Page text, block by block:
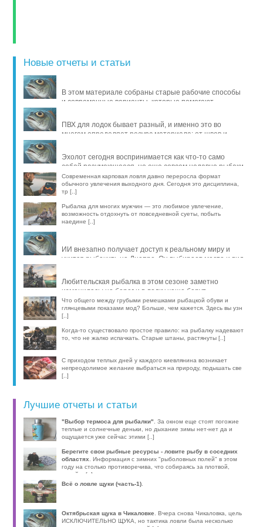
Новые отчеты и статьи
В этом материале собраны старые рабочие способы
и современные варианты, которые помогают
ПВХ для лодок бывает разный, и именно это во
многом определяет ресурс материала: от швов и
Эхолот сегодня воспринимается как что-то само
собой разумеющееся, но еще совсем недавно рыбаки
обходились б [..]
Современная карповая ловля давно переросла формат
обычного увлечения выходного дня. Сегодня это дисциплина,
тр [..]
Рыбалка для многих мужчин — это любимое увлечение,
возможность отдохнуть от повседневной суеты, побыть
наедине [..]
ИИ внезапно получает доступ к реальному миру и
учится рыбачить на Днепре. Он выбирает место и вид
Любительская рыбалка в этом сезоне заметно
изменилась: на берег и в лодку чаще берут
компактные эхолоты, об [..]
Что общего между грубыми ремешками рыбацкой обуви и
глянцевыми показами мод? Больше, чем кажется. Здесь вы узн
[..]
Когда-то существовало простое правило: на рыбалку надевают
то, что не жалко испачкать. Старые штаны, растянуты [..]
С приходом теплых дней у каждого киевлянина возникает
непреодолимое желание выбраться на природу, подышать све
[..]
Лучшие отчеты и статьи
"Выбор термоса для рыбалки". За окном еще стоят погожие
теплые и солнечные деньки, но дыхание зимы нет-нет да и
ощущается уже сейчас этими [..]
Берегите свои рыбные ресурсы - ловите рыбу в соседних
областях
. Информация с зимних "рыболовных полей" в этом
году на столько противоречива, что собираясь за плотвой,
волей-н [..]
Всё о ловле щуки (часть-1)
Октябрьская щука в Чикаловке. Вчера снова Чикаловка, цель
ИСКЛЮЧИТЕЛЬНО ЩУКА, но тактика ловли была несколько